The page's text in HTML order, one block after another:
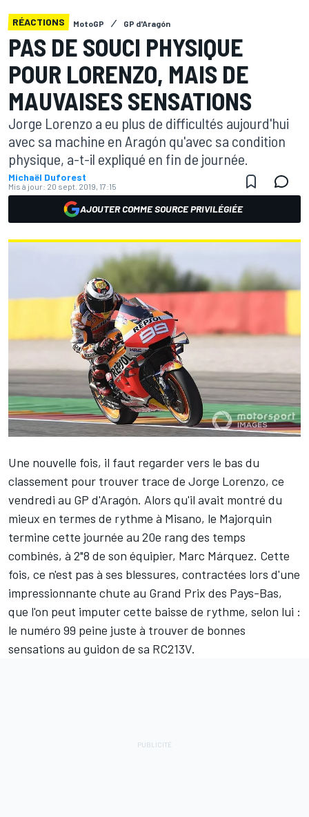
RÉACTIONS MotoGP GP d'Aragón
PAS DE SOUCI PHYSIQUE
POUR LORENZO, MAIS DE
MAUVAISES SENSATIONS
Jorge Lorenzo a eu plus de difficultés aujourd'hui
avec sa machine en Aragón qu'avec sa condition
physique, a-t-il expliqué en fin de journée.
Michaël Duforest
Mis à jour: 20 sept. 2019, 17:15
AJOUTER COMME SOURCE PRIVILÉGIÉE
Une nouvelle fois, il faut regarder vers le bas du
classement pour trouver trace de Jorge Lorenzo, ce
vendredi au GP d'Aragón. Alors qu'il avait montré du
mieux en termes de rythme à Misano, le Majorquin
termine cette journée au 20e rang des temps
combinés, à 2"8 de son équipier, Marc Márquez. Cette
fois, ce n'est pas à ses blessures, contractées lors d'une
impressionnante chute au Grand Prix des Pays-Bas,
que l'on peut imputer cette baisse de rythme, selon lui :
le numéro 99 peine juste à trouver de bonnes
sensations au guidon de sa RC213V.